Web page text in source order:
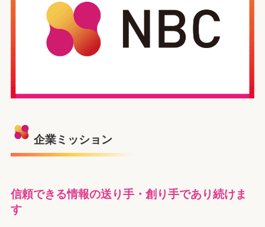
企業ミッション
信頼できる情報の送り手・創り手であり続けま
す